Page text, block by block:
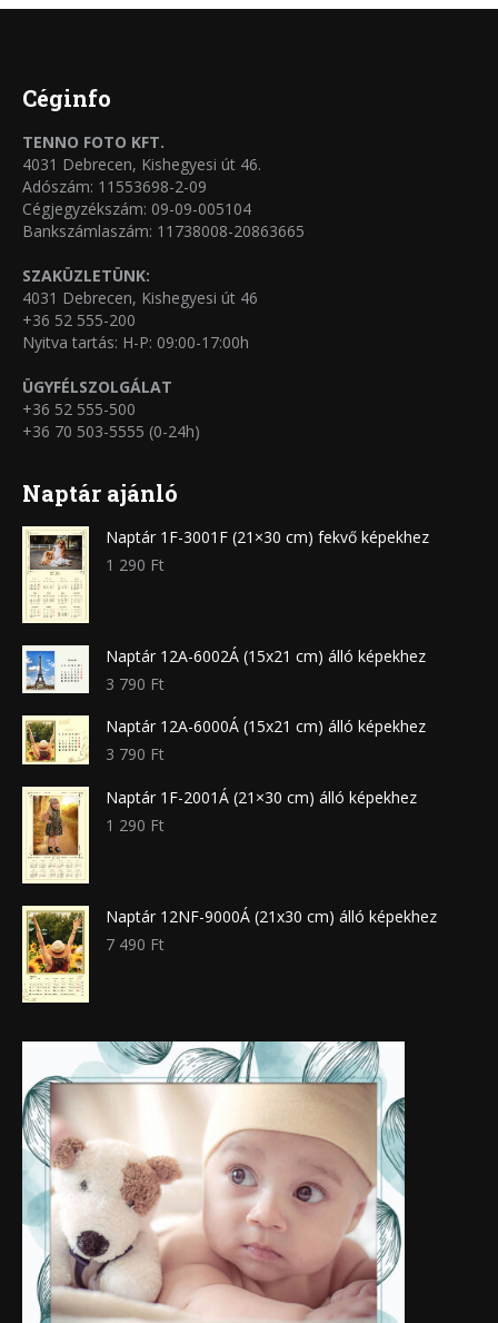
Céginfo
TENNO FOTO KFT.
4031 Debrecen, Kishegyesi út 46.
Adószám: 11553698-2-09
Cégjegyzékszám: 09-09-005104
Bankszámlaszám: 11738008-20863665
SZAKÜZLETÜNK:
4031 Debrecen, Kishegyesi út 46
+36 52 555-200
Nyitva tartás: H-P: 09:00-17:00h
ÜGYFÉLSZOLGÁLAT
+36 52 555-500
+36 70 503-5555 (0-24h)
Naptár ajánló
Naptár 1F-3001F (21×30 cm) fekvő képekhez
1 290 Ft
Naptár 12A-6002Á (15x21 cm) álló képekhez
3 790 Ft
Naptár 12A-6000Á (15x21 cm) álló képekhez
3 790 Ft
Naptár 1F-2001Á (21×30 cm) álló képekhez
1 290 Ft
Naptár 12NF-9000Á (21x30 cm) álló képekhez
7 490 Ft